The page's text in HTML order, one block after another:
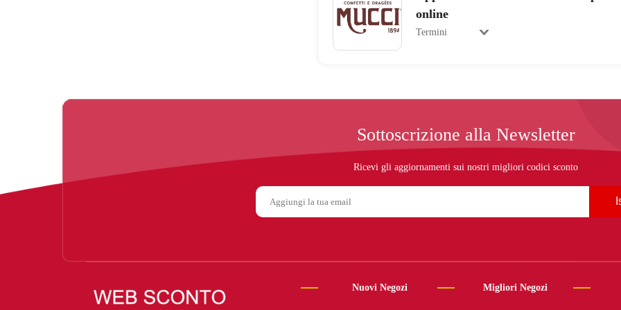
online
Termini
Sottoscrizione alla Newsletter
Ricevi gli aggiornamenti sui nostri migliori codici sconto
Nuovi Negozi Migliori Negozi